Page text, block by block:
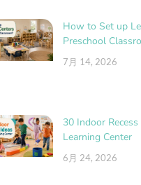
How to Set up
Preschool
7月 14, 2026
30 Indoor
Learning Center
6月 24, 2026